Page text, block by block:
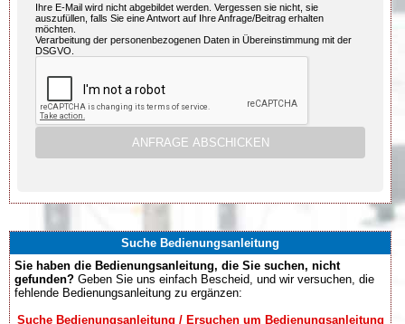
Ihre E-Mail wird nicht abgebildet werden. Vergessen sie nicht, sie
auszufüllen, falls Sie eine Antwort auf Ihre Anfrage/Beitrag erhalten
möchten.
Verarbeitung der personenbezogenen Daten in Übereinstimmung mit der
DSGVO.
Suche Bedienungsanleitung
Sie haben die Bedienungsanleitung, die Sie suchen, nicht
gefunden? Geben Sie uns einfach Bescheid, und wir versuchen, die
fehlende Bedienungsanleitung zu ergänzen:
Suche Bedienungsanleitung / Ersuchen um Bedienungsanleitung